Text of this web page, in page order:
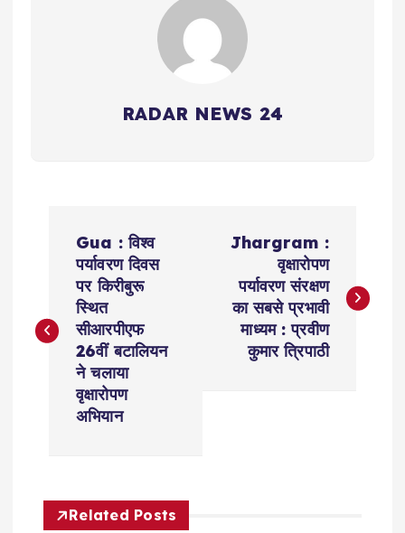
RADAR NEWS 24
s
v
Gua : विश्व
पर्यावरण दिवस
पर किरीबुरू
स्थित
सीआरपीएफ
26वीं बटालियन
ने चलाया
वृक्षारोपण
अभियान
Jhargram :
वृक्षारोपण
पर्यावरण संरक्षण
का सबसे प्रभावी
माध्यम : प्रवीण
कुमार त्रिपाठी
Related Posts